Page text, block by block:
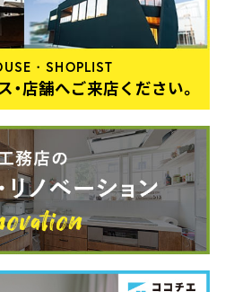
・SHOPLIST
店舗へご来店ください。